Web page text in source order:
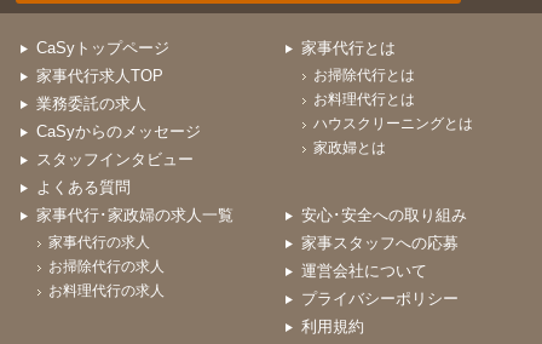
CaSyトップページ
家事代行求人TOP
業務委託の求人
CaSyからのメッセージ
スタッフインタビュー
よくある質問
家事代行とは
お掃除代行とは
お料理代行とは
ハウスクリーニングとは
家政婦とは
家事代行･家政婦の求人一覧
家事代行の求人
お掃除代行の求人
お料理代行の求人
安心･安全への取り組み
家事スタッフへの応募
運営会社について
プライバシーポリシー
利用規約